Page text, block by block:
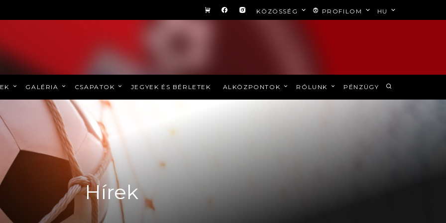
KÖZÖSSÉG PROFILOM HU
GALÉRIA CSAPATOK JEGYEK ÉS BÉRLETEK ALKÖZPONTOK RÓLUNK PÉNZÜGY
Hírek